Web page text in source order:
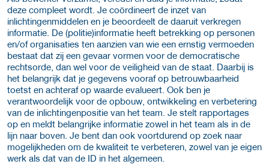
deze compleet wordt. Je coördineert de inzet van
inlichtingenmiddelen en je beoordeelt de daaruit verkregen
informatie. De (politie)informatie heeft betrekking op personen
en/of organisaties ten aanzien van wie een ernstig vermoeden
bestaat dat zij een gevaar vormen voor de democratische
rechtsorde, dan wel voor de veiligheid van de staat. Daarbij is
het belangrijk dat je gegevens vooraf op betrouwbaarheid
toetst en achteraf op waarde evalueert. Ook ben je
verantwoordelijk voor de opbouw, ontwikkeling en verbetering
van de inlichtingenpositie van het team. Je stelt rapportages
op en meldt belangrijke informatie zowel in het team als in de
lijn naar boven. Je bent dan ook voortdurend op zoek naar
mogelijkheden om de kwaliteit te verbeteren, zowel van je eigen
werk als dat van de ID in het algemeen.